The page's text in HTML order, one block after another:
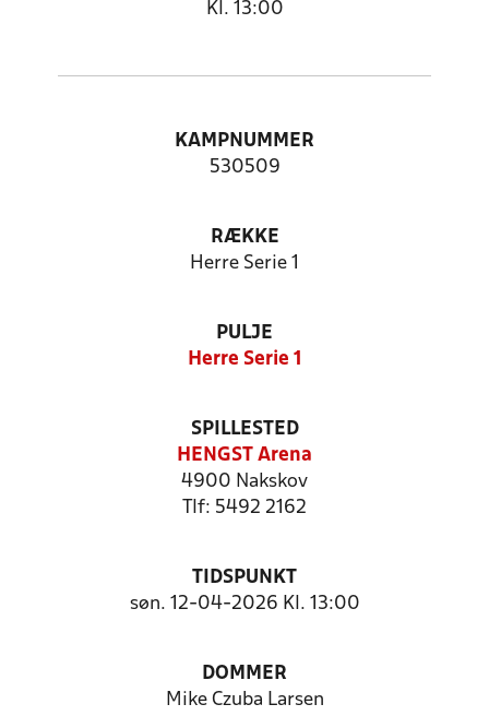
Kl. 13:00
KAMPNUMMER
530509
RÆKKE
Herre Serie 1
PULJE
Herre Serie 1
SPILLESTED
HENGST Arena
4900 Nakskov
Tlf: 5492 2162
TIDSPUNKT
søn. 12-04-2026 Kl. 13:00
DOMMER
Mike Czuba Larsen